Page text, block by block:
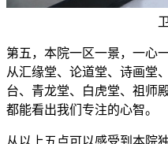
第五，本院一区一景，一心
从汇缘堂、论道堂、诗画堂
台、青龙堂、白虎堂、祖师
都能看出我们专注的心智。
从以上五点可以感受到本院